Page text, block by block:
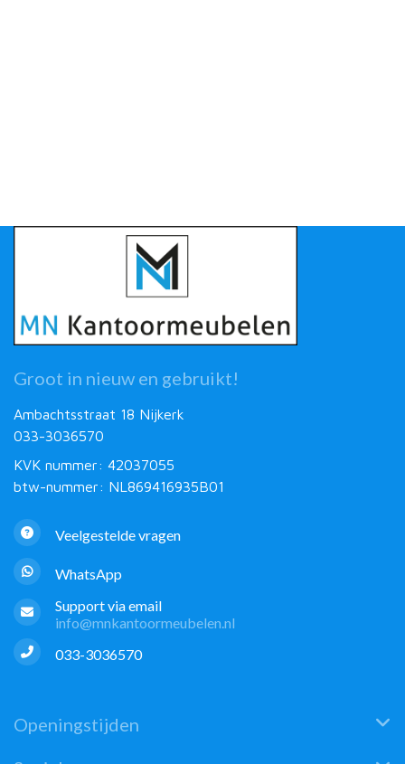
Groot in nieuw en gebruikt!
Ambachtsstraat 18 Nijkerk
033-3036570
KVK nummer: 42037055
btw-nummer: NL869416935B01
Veelgestelde vragen
WhatsApp
Support via email
info@mnkantoormeubelen.nl
033-3036570
Openingstijden